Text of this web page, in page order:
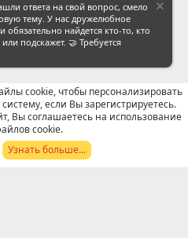
Помощь
R
S
ответа на свой вопрос, смело
тему. У нас дружелюбное
обязательно найдется кто-то, кто
подскажет. 🤝 Требуется
cookie, чтобы персонализировать
если Вы зарегистрируетесь.
Вы соглашаетесь на использование
cookie.
Узнать больше...